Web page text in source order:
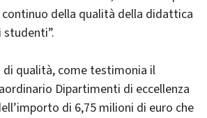
della qualità della didattica
studenti”.
di qualità, come testimonia il
Dipartimenti di eccellenza
di 6,75 milioni di euro che